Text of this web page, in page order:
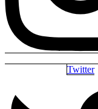
Twitter